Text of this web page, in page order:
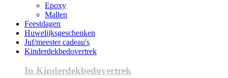
Epoxy
Mallen
Feestdagen
Huwelijksgeschenken
Juf/meester cadeau's
Kinderdekbedovertrek
In Kinderdekbedovertrek